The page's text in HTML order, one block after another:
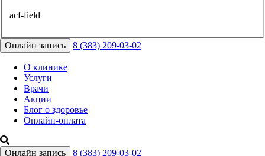
acf-field
Онлайн запись 8 (383) 209-03-02
О клинике
Услуги
Врачи
Акции
Блог о здоровье
Онлайн-оплата
Онлайн запись
8 (383) 209-03-02